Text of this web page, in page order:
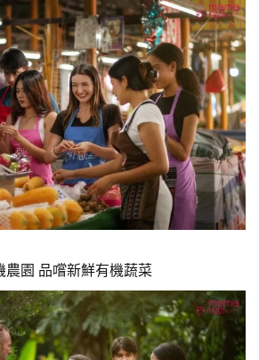
農園 品嚐新鮮有機蔬菜